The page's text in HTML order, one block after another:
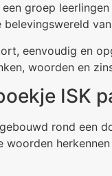
groep
belevingswereld
eenvoudig en
woorden en
ISK
rond een
woorden